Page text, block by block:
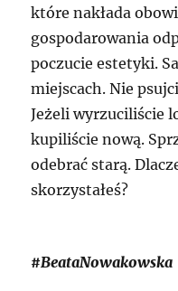
które nakłada
gospodarowania
poczucie estetyki.
miejscach. Nie
Jeżeli wyrzuciliście
kupiliście nową.
odebrać starą.
skorzystałeś?
#BeataNowakowska